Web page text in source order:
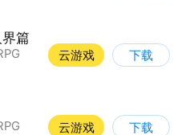
篇
云游戏 下载
云游戏 下载